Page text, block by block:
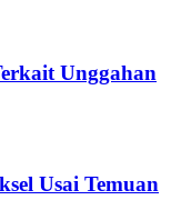
Unggahan
Usai Temuan